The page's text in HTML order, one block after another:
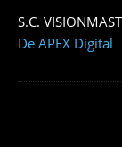
S.C.
De APEX Digital